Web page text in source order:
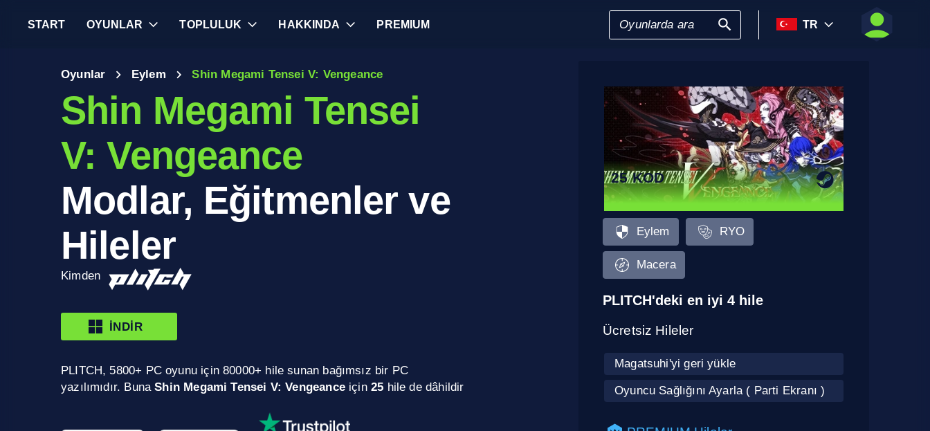
START OYUNLAR TOPLULUK HAKKINDA PREMIUM TR
Oyunlar Eylem Shin Megami Tensei V: Vengeance
Shin Megami Tensei
V: Vengeance
Modlar, Eğitmenler ve
Hileler
Kimden
İNDIR
PLITCH, 5800+ PC oyunu için 80000+ hile sunan bağımsız bir PC
yazılımıdır. BunaShin Megami Tensei V: Vengeanceiçin25 hile de dâhildir
25 KOD
Eylem RYO
Macera
PLITCH'deki en iyi 4 hile
Ücretsiz Hileler
Magatsuhi'yi geri yükle
Oyuncu Sağlığını Ayarla ( Parti Ekranı )